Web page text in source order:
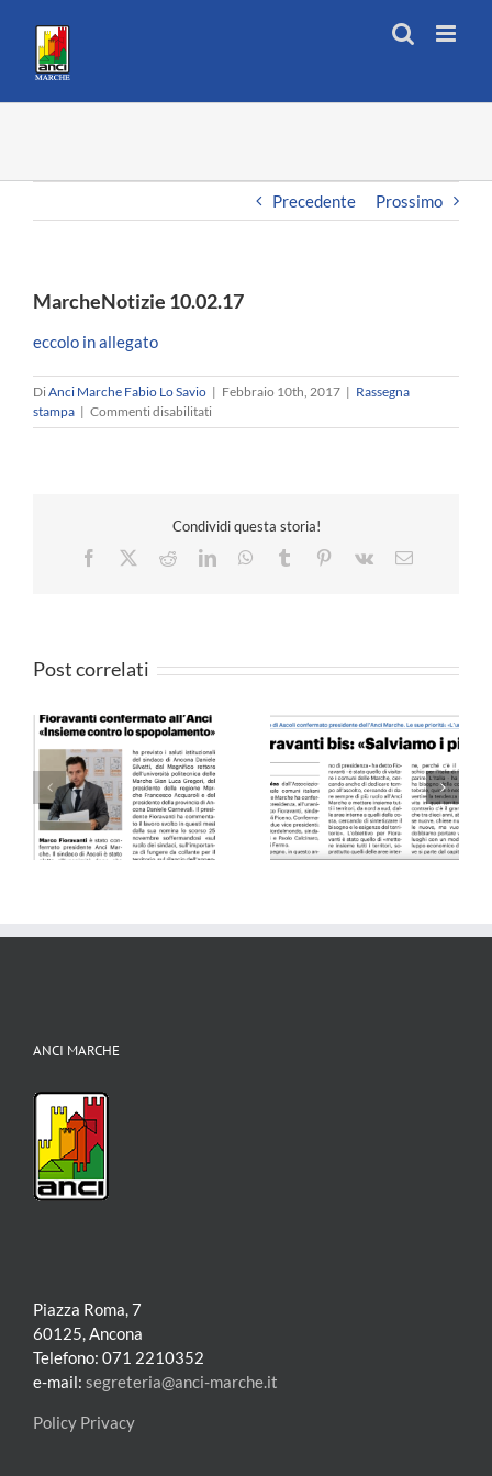
contenuto
Precedente Prossimo
MarcheNotizie 10.02.17
eccolo in allegato
DiAnci Marche Fabio Lo Savio | Febbraio 10th, 2017 | Rassegna
stampa | Commenti disabilitatisu
MarcheNotizie
Condividi questa storia!
Facebook
RedditLinkedInWhatsApp
Tumblr Pinterest
Vk Email
Post correlati
QN 10.09.24
Il Resto del Carlino –
25.05.24
ANCI MARCHE
Piazza Roma, 7
60125, Ancona
Telefono: 071 2210352
e-mail: segreteria@anci-marche.it
Policy Privacy